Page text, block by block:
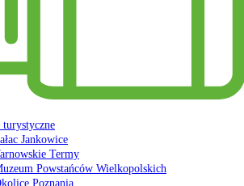
Jankowice
Termy
Powstańców Wielkopolskich
Poznania